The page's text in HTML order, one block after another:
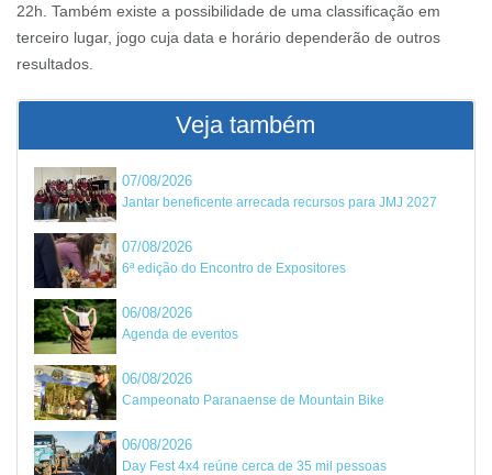
22h. Também existe a possibilidade de uma classificação em
terceiro lugar, jogo cuja data e horário dependerão de outros
resultados.
Veja também
07/08/2026
Jantar beneficente arrecada recursos para JMJ 2027
07/08/2026
6ª edição do Encontro de Expositores
06/08/2026
Agenda de eventos
06/08/2026
Campeonato Paranaense de Mountain Bike
06/08/2026
Day Fest 4x4 reúne cerca de 35 mil pessoas